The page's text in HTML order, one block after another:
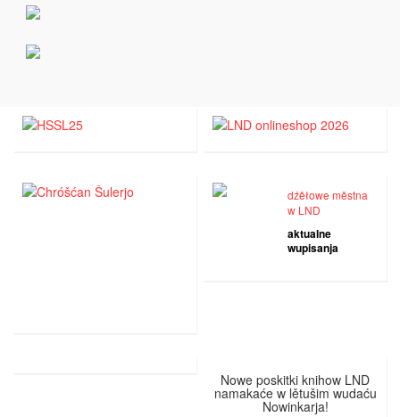
dźěłowe městna
w LND
aktualne
wupisanja
Nowe poskitki knihow LND
namakaće w lětušim wudaću
Nowinkarja!